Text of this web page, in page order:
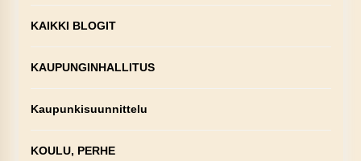
KAIKKI BLOGIT
KAUPUNGINHALLITUS
Kaupunkisuunnittelu
KOULU, PERHE